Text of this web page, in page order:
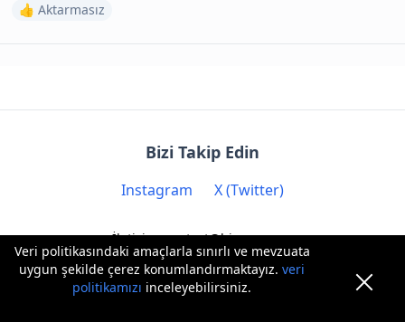
Veri politikasındaki amaçlarla sınırlı ve mevzuata
uygun şekilde çerez konumlandırmaktayız.veri
politikamızı inceleyebilirsiniz.
👍 Aktarmasız
Bizi Takip Edin
Instagram X (Twitter)
İletişim: contact@biryere.com